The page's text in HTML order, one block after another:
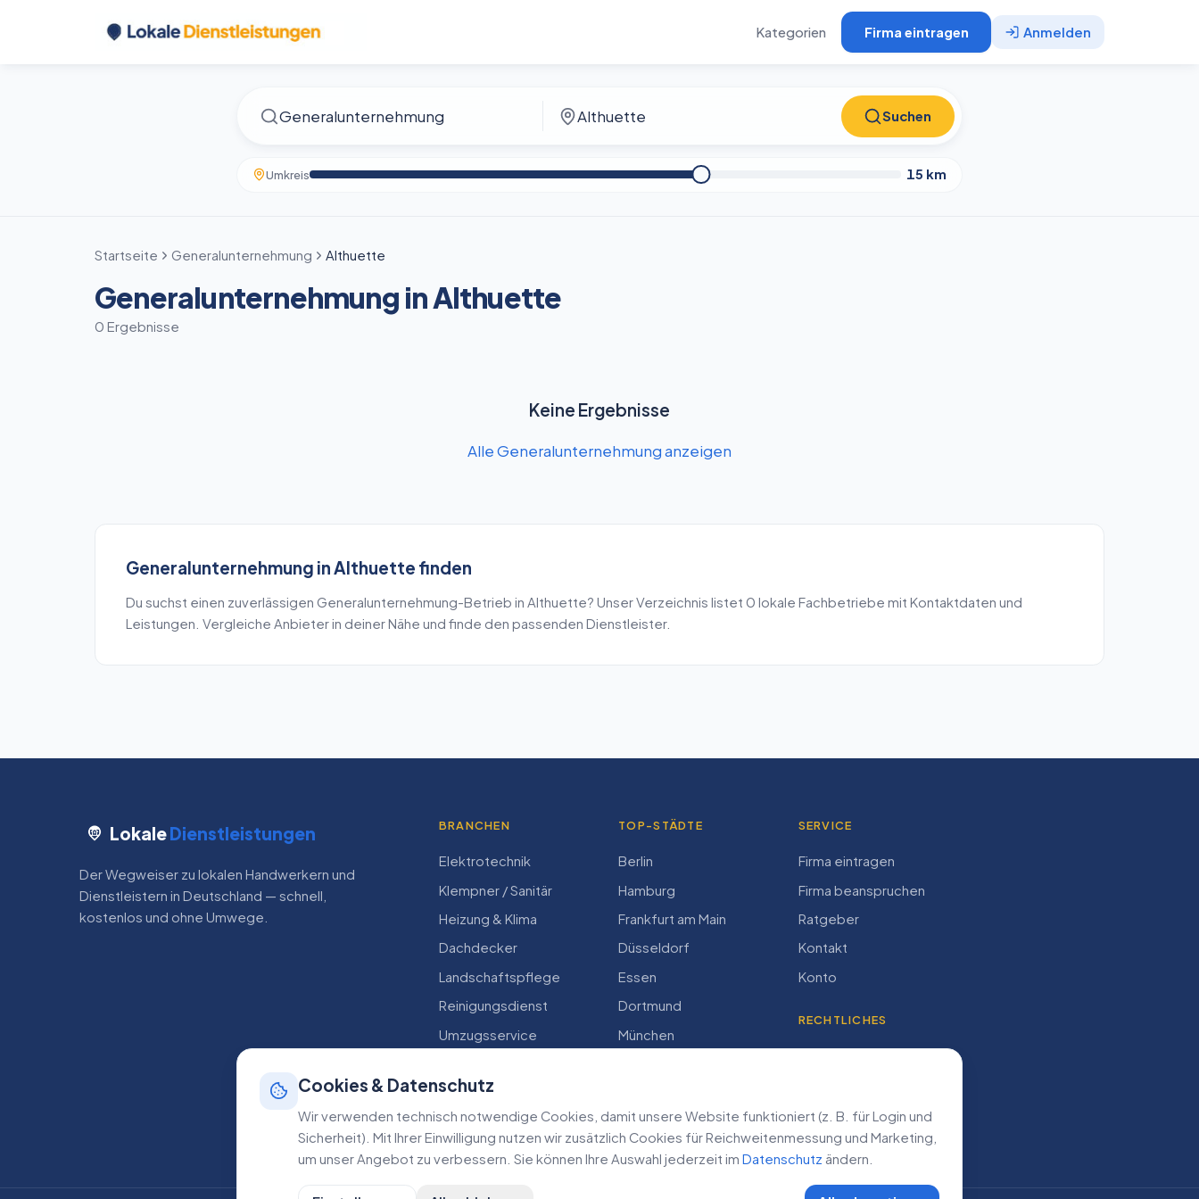
Kategorien Firma eintragen Anmelden
Suchen
Umkreis 15 km
Startseite Generalunternehmung Althuette
Generalunternehmung in Althuette
0 Ergebnisse
Keine Ergebnisse
Alle Generalunternehmung anzeigen
Generalunternehmung in Althuette finden
Du suchst einen zuverlässigen Generalunternehmung-Betrieb in Althuette? Unser Verzeichnis listet 0 lokale Fachbetriebe mit Kontaktdaten und
Leistungen. Vergleiche Anbieter in deiner Nähe und finde den passenden Dienstleister.
LokaleDienstleistungen
Der Wegweiser zu lokalen Handwerkern und
Dienstleistern in Deutschland — schnell,
kostenlos und ohne Umwege.
BRANCHEN
Elektrotechnik
Klempner / Sanitär
Heizung & Klima
Dachdecker
Landschaftspflege
Reinigungsdienst
Umzugsservice
TOP-STÄDTE
Berlin
Hamburg
Frankfurt am Main
Düsseldorf
Essen
Dortmund
München
SERVICE
Firma eintragen
Firma beanspruchen
Ratgeber
Kontakt
Konto
RECHTLICHES
AGB
Cookies & Datenschutz
Wir verwenden technisch notwendige Cookies, damit unsere Website funktioniert (z. B. für Login und
Sicherheit). Mit Ihrer Einwilligung nutzen wir zusätzlich Cookies für Reichweiten­messung und Marketing,
um unser Angebot zu verbessern. Sie können Ihre Auswahl jederzeit im Datenschutz ändern.